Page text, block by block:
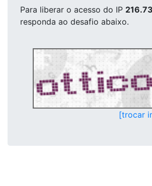
Para liberar o acesso do IP
responda ao desafio abaixo.
[trocar